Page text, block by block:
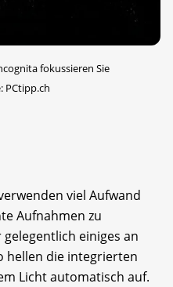
fokussieren Sie
PCtipp.ch
viel Aufwand
Aufnahmen zu
einiges an
hellen die integrierten
Licht automatisch auf.